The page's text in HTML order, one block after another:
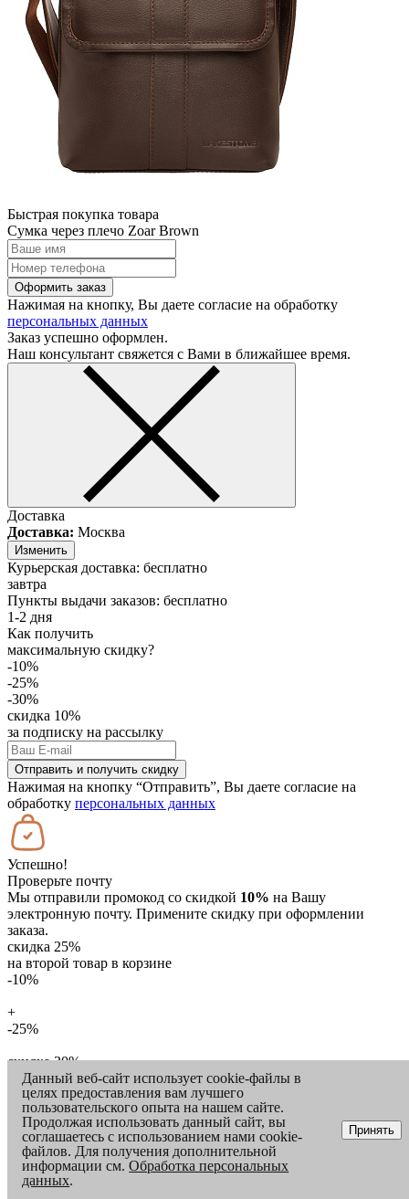
Быстрая покупка товара
Сумка через плечо Zoar Brown
Оформить заказ
Нажимая на кнопку, Вы даете согласие на обработку
персональных данных
Заказ успешно оформлен.
Наш консультант свяжется с Вами в ближайшее время.
Доставка
Доставка: Москва
Изменить
Курьерская доставка: бесплатно
завтра
Пункты выдачи заказов: бесплатно
1-2 дня
Как получить
максимальную скидку?
-10%
-25%
-30%
скидка 10%
за подписку на рассылку
Отправить и получить скидку
Нажимая на кнопку “Отправить”, Вы даете согласие на
обработку персональных данных
Успешно!
Проверьте почту
Мы отправили промокод со скидкой 10% на Вашу
электронную почту. Примените скидку при оформлении
заказа.
скидка 25%
на второй товар в корзине
-10%
+
-25%
скидка 30%
на аксессуары и средства по уходу
-30%
-30%
-30%
ШАГ
Данный веб-сайт использует cookie-файлы в
целях предоставления вам лучшего
пользовательского опыта на нашем сайте.
Продолжая использовать данный сайт, вы
соглашаетесь с использованием нами cookie-
файлов. Для получения дополнительной
информации см.Обработка персональных
данных.
Принять